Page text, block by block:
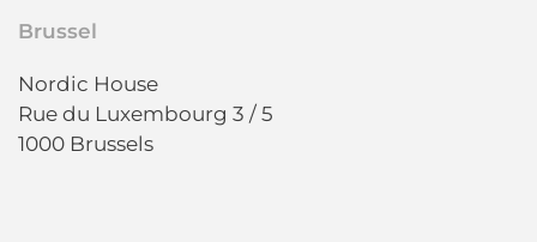
Brussel
Nordic House
Rue du Luxembourg 3 / 5
1000 Brussels